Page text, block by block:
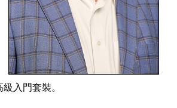
入門套裝。